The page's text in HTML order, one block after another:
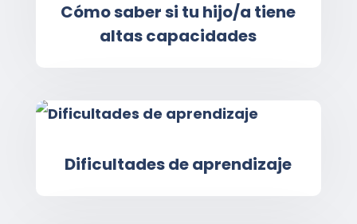
Cómo saber si tu hijo/a tiene
altas capacidades
Dificultades de aprendizaje